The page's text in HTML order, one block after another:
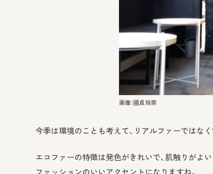
画像：國貞玲奈
今季は環境のことも考えて、リアルファーではな
エコファーの特徴は発色がきれいで、肌触りがよ
ファッションのいいアクセントになりますね。